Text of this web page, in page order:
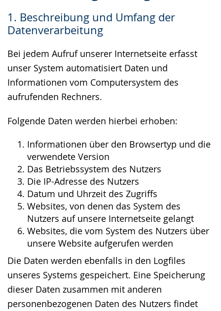
1. Beschreibung und Umfang der
Datenverarbeitung
Bei jedem Aufruf unserer Internetseite erfasst
unser System automatisiert Daten und
Informationen vom Computersystem des
aufrufenden Rechners.
Folgende Daten werden hierbei erhoben:
Informationen über den Browsertyp und die
verwendete Version
Das Betriebssystem des Nutzers
Die IP-Adresse des Nutzers
Datum und Uhrzeit des Zugriffs
Websites, von denen das System des
Nutzers auf unsere Internetseite gelangt
Websites, die vom System des Nutzers über
unsere Website aufgerufen werden
Die Daten werden ebenfalls in den Logfiles
unseres Systems gespeichert. Eine Speicherung
dieser Daten zusammen mit anderen
personenbezogenen Daten des Nutzers findet
Gebärdensprache
wird
angezeigt.